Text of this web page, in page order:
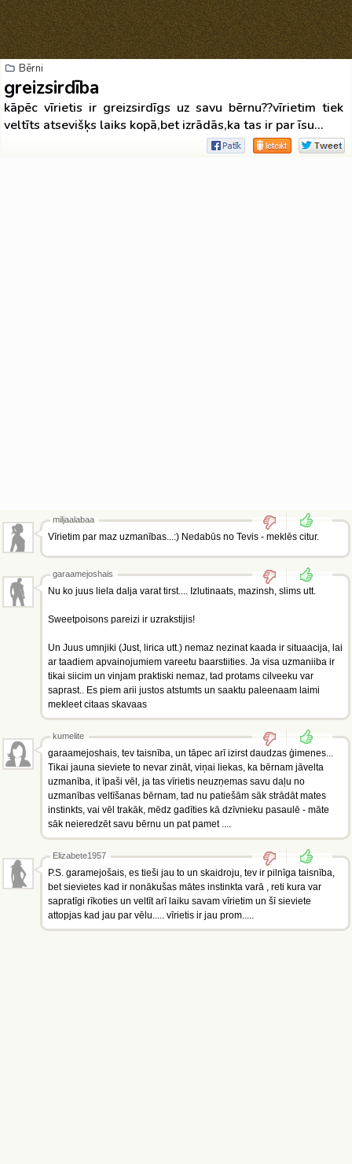
Bērni
greizsirdība
kāpēc vīrietis ir greizsirdīgs uz savu bērnu??vīrietim tiek
veltīts atsevišķs laiks kopā,bet izrādās,ka tas ir par īsu...
miljaalabaa
Vīrietim par maz uzmanības...:) Nedabūs no Tevis - meklēs citur.
garaamejoshais
Nu ko juus liela dalja varat tirst.... Izlutinaats, mazinsh, slims utt.
Sweetpoisons pareizi ir uzrakstijis!
Un Juus umnjiki (Just, lirica utt.) nemaz nezinat kaada ir situaacija, lai
ar taadiem apvainojumiem vareetu baarstiities. Ja visa uzmaniiba ir
tikai siicim un vinjam praktiski nemaz, tad protams cilveeku var
saprast.. Es piem arii justos atstumts un saaktu paleenaam laimi
mekleet citaas skavaas
kumelite
garaamejoshais, tev taisnība, un tāpec arī izirst daudzas ģimenes...
Tikai jauna sieviete to nevar zināt, viņai liekas, ka bērnam jāvelta
uzmanība, it īpaši vēl, ja tas vīrietis neuzņemas savu daļu no
uzmanības veltīšanas bērnam, tad nu patiešām sāk strādāt mates
instinkts, vai vēl trakāk, mēdz gadīties kā dzīvnieku pasaulē - māte
sāk neieredzēt savu bērnu un pat pamet ....
Elizabete1957
P.S. garamejošais, es tieši jau to un skaidroju, tev ir pilnīga taisnība,
bet sievietes kad ir nonākušas mātes instinkta varā , reti kura var
sapratīgi rīkoties un veltīt arī laiku savam vīrietim un šī sieviete
attopjas kad jau par vēlu..... vīrietis ir jau prom.....